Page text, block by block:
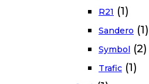
R21 (1)
Sandero (1)
Symbol (2)
Trafic (1)